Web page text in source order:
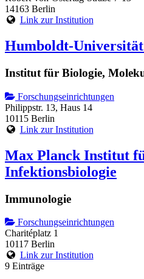
14163 Berlin
Link zur Institution
Humboldt-
Institut für Biologie,
Forschungseinrichtungen
Philippstr. 13, Haus 14
10115 Berlin
Link zur Institution
Max Planck Institut
Infektionsbiologie
Immunologie
Forschungseinrichtungen
Charitéplatz 1
10117 Berlin
Link zur Institution
9 Einträge